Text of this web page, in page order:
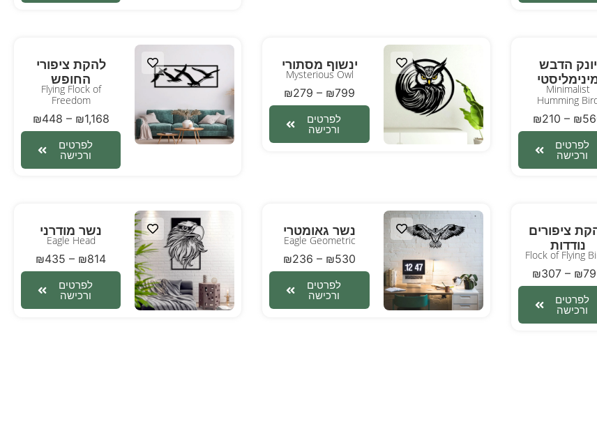
יונק הדבש
Minimalist
Humming
₪210 – ₪
לפרטים
ורכישה
ינשוף מסתורי
Mysterious Owl
₪279 – ₪799
לפרטים
ורכישה
להקת ציפורי
החופש
Flying Flock of
Freedom
₪448 – ₪1,168
לפרטים
ורכישה
ציפורים
נודדות
Flock of Flying
₪307 – ₪
לפרטים
ורכישה
נשר גאומטרי
Eagle Geometric
₪236 – ₪530
לפרטים
ורכישה
נשר מודרני
Eagle Head
₪435 – ₪814
לפרטים
ורכישה